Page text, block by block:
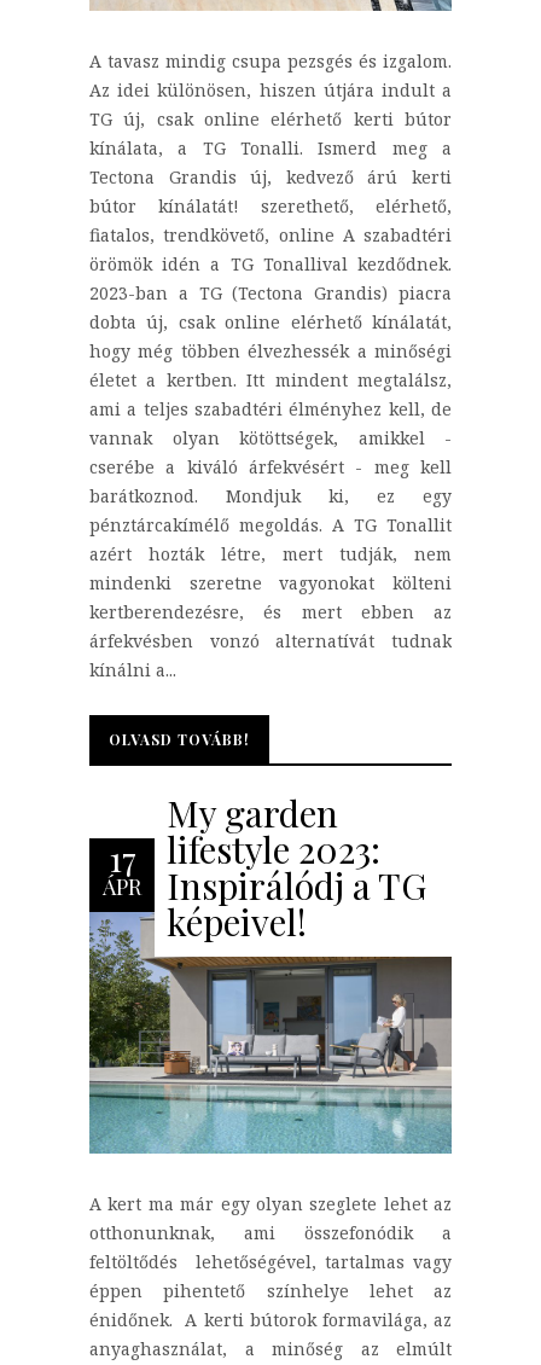
A tavasz mindig csupa pezsgés és izgalom.
Az idei különösen, hiszen útjára indult a
TG új, csak online elérhető kerti bútor
kínálata, a TG Tonalli. Ismerd meg a
Tectona Grandis új, kedvező árú kerti
bútor kínálatát! szerethető, elérhető,
fiatalos, trendkövető, online A szabadtéri
örömök idén a TG Tonallival kezdődnek.
2023-ban a TG (Tectona Grandis) piacra
dobta új, csak online elérhető kínálatát,
hogy még többen élvezhessék a minőségi
életet a kertben. Itt mindent megtalálsz,
ami a teljes szabadtéri élményhez kell, de
vannak olyan kötöttségek, amikkel -
cserébe a kiváló árfekvésért - meg kell
barátkoznod. Mondjuk ki, ez egy
pénztárcakímélő megoldás. A TG Tonallit
azért hozták létre, mert tudják, nem
mindenki szeretne vagyonokat költeni
kertberendezésre, és mert ebben az
árfekvésben vonzó alternatívát tudnak
kínálni a...
OLVASD TOVÁBB!
OLVASD TOVÁBB!
17
ÁPR
My garden
lifestyle 2023:
Inspirálódj a TG
képeivel!
A kert ma már egy olyan szeglete lehet az
otthonunknak, ami összefonódik a
feltöltődés lehetőségével, tartalmas vagy
éppen pihentető színhelye lehet az
énidőnek. A kerti bútorok formavilága, az
anyaghasználat, a minőség az elmúlt